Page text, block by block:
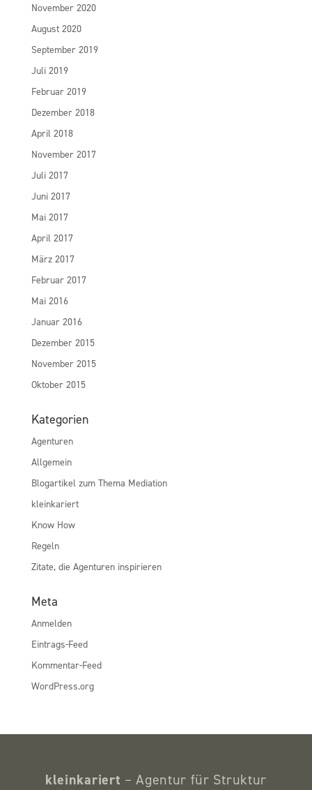
November 2020
August 2020
September 2019
Juli 2019
Februar 2019
Dezember 2018
April 2018
November 2017
Juli 2017
Juni 2017
Mai 2017
April 2017
März 2017
Februar 2017
Mai 2016
Januar 2016
Dezember 2015
November 2015
Oktober 2015
Kategorien
Agenturen
Allgemein
Blogartikel zum Thema Mediation
kleinkariert
Know How
Regeln
Zitate, die Agenturen inspirieren
Meta
Anmelden
Eintrags-Feed
Kommentar-Feed
WordPress.org
kleinkariert – Agentur für Struktur